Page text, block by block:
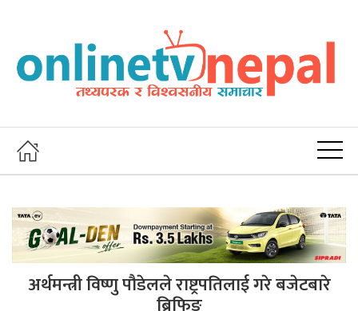
अर्थमन्त्री विष्णु पौडेलले राष्ट्रपतिलाई गरे बजेटबारे